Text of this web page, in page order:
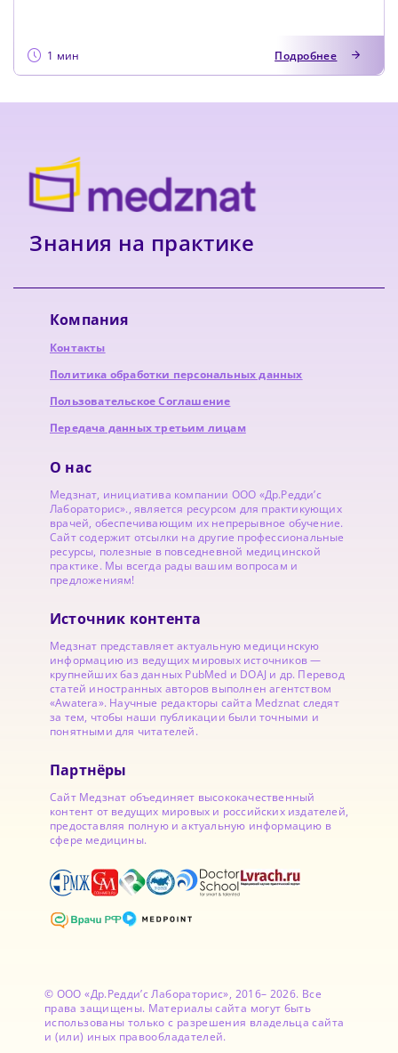
1 мин Подробнее
Знания на практике
Компания
Контакты
Политика обработки персональных данных
Пользовательское Соглашение
Передача данных третьим лицам
О нас
Медзнат, инициатива компании ООО «Др.Редди’с
Лабораторис»., является ресурсом для практикующих
врачей, обеспечивающим их непрерывное обучение.
Сайт содержит отсылки на другие профессиональные
ресурсы, полезные в повседневной медицинской
практике. Мы всегда рады вашим вопросам и
предложениям!
Источник контента
Медзнат представляет актуальную медицинскую
информацию из ведущих мировых источников —
крупнейших баз данных PubMed и DOAJ и др. Перевод
статей иностранных авторов выполнен агентством
«Awatera». Научные редакторы сайта Medznat следят
за тем, чтобы наши публикации были точными и
понятными для читателей.
Партнёры
Сайт Медзнат объединяет высококачественный
контент от ведущих мировых и российских издателей,
предоставляя полную и актуальную информацию в
сфере медицины.
© ООО «Др.Редди’с Лабораторис», 2016– 2026. Все
права защищены. Материалы сайта могут быть
использованы только с разрешения владельца сайта
и (или) иных правообладателей.